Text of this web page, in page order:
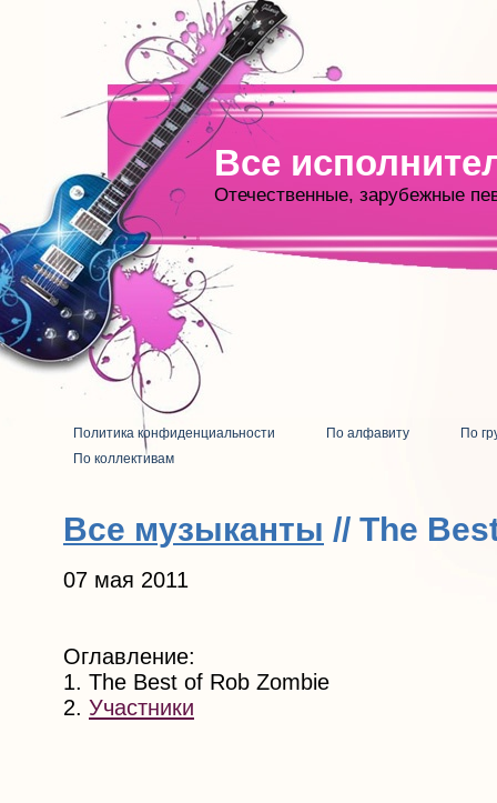
Все
Отечественные, зарубежные
Политика конфиденциальности По алфавиту
По
По коллективам
Все музыканты // The
07 мая 2011
Оглавление:
1. The Best of Rob Zombie
2. Участники